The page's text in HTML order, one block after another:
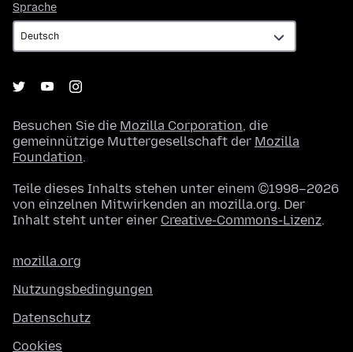
Sprache
Besuchen Sie die Mozilla Corporation, die
gemeinnützige Muttergesellschaft der Mozilla
Foundation.
Teile dieses Inhalts stehen unter einem ©1998–2026
von einzelnen Mitwirkenden an mozilla.org. Der
Inhalt steht unter einer Creative-Commons-Lizenz.
mozilla.org
Nutzungsbedingungen
Datenschutz
Cookies